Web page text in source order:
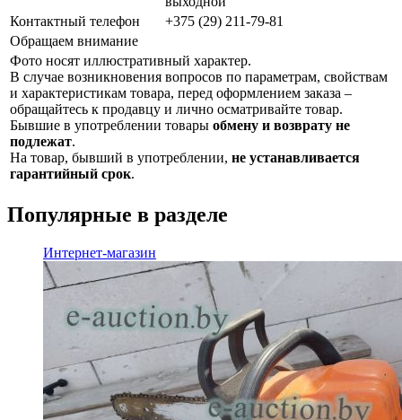
Контактный телефон
+375 (29) 211-79-81
Обращаем внимание
Фото носят иллюстративный характер.
В случае возникновения вопросов по параметрам, свойствам
и характеристикам товара, перед оформлением заказа –
обращайтесь к продавцу и лично осматривайте товар.
Бывшие в употреблении товары обмену и возврату не
подлежат.
На товар, бывший в употреблении, не устанавливается
гарантийный срок.
Популярные в разделе
Интернет-магазин